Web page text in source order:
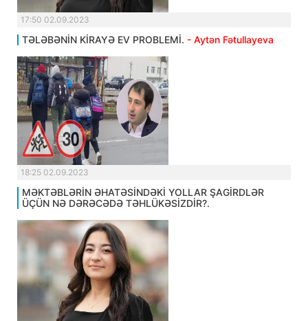
17:50 02.09.2023
TƏLƏBƏNİN KİRAYƏ EV PROBLEMİ. - Aytən Fətullayeva
18:25 02.09.2023
MƏKTƏBLƏRİN ƏHATƏSİNDƏKİ YOLLAR ŞAGİRDLƏR
ÜÇÜN NƏ DƏRƏCƏDƏ TƏHLÜKƏSİZDİR?.